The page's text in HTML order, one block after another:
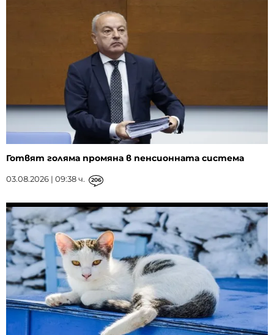
Готвят голяма промяна в пенсионната система
03.08.2026 | 09:38 ч. 206